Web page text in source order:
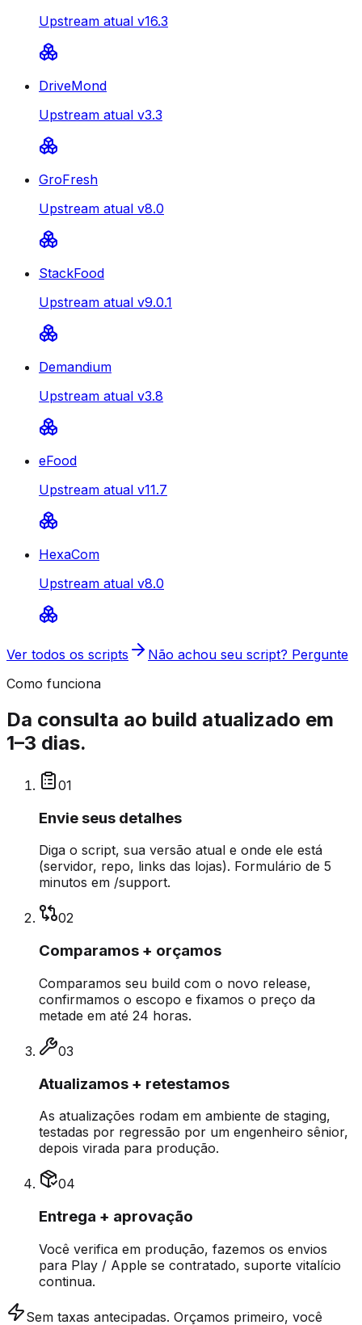
Upstream atual v16.3
DriveMond
Upstream atual v3.3
GroFresh
Upstream atual v8.0
StackFood
Upstream atual v9.0.1
Demandium
Upstream atual v3.8
eFood
Upstream atual v11.7
HexaCom
Upstream atual v8.0
Ver todos os scripts
Não achou seu script? Pergunte
Como funciona
Da consulta ao build atualizado em
1–3 dias.
01
Envie seus detalhes
Diga o script, sua versão atual e onde ele está
(servidor, repo, links das lojas). Formulário de 5
minutos em /support.
02
Comparamos + orçamos
Comparamos seu build com o novo release,
confirmamos o escopo e fixamos o preço da
metade em até 24 horas.
03
Atualizamos + retestamos
As atualizações rodam em ambiente de staging,
testadas por regressão por um engenheiro sênior,
depois virada para produção.
04
Entrega + aprovação
Você verifica em produção, fazemos os envios
para Play / Apple se contratado, suporte vitalício
continua.
Sem taxas antecipadas. Orçamos primeiro, você